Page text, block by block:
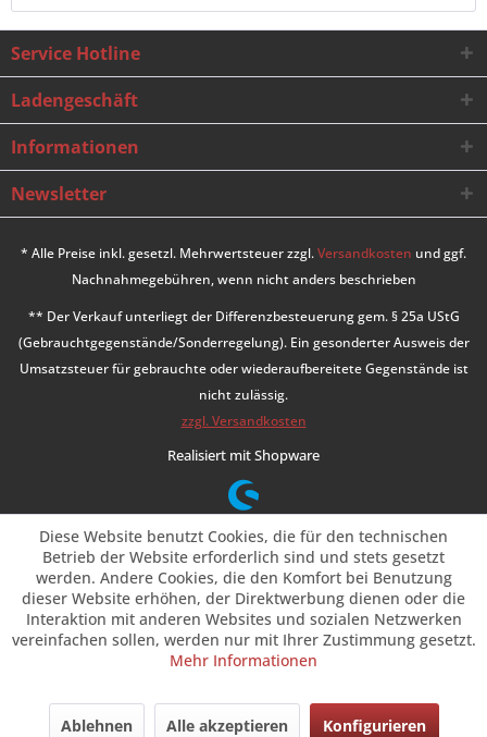
Service Hotline
Ladengeschäft
Informationen
Newsletter
* Alle Preise inkl. gesetzl. Mehrwertsteuer zzgl.Versandkosten und ggf.
Nachnahmegebühren, wenn nicht anders beschrieben
** Der Verkauf unterliegt der Differenzbesteuerung gem. § 25a UStG
(Gebrauchtgegenstände/Sonderregelung). Ein gesonderter Ausweis der
Umsatzsteuer für gebrauchte oder wiederaufbereitete Gegenstände ist
nicht zulässig.
zzgl. Versandkosten
Realisiert mit Shopware
Diese Website benutzt Cookies, die für den technischen
Betrieb der Website erforderlich sind und stets gesetzt
werden. Andere Cookies, die den Komfort bei Benutzung
dieser Website erhöhen, der Direktwerbung dienen oder die
Interaktion mit anderen Websites und sozialen Netzwerken
vereinfachen sollen, werden nur mit Ihrer Zustimmung gesetzt.
Mehr Informationen
Ablehnen Alle akzeptieren Konfigurieren